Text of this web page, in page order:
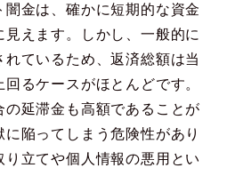
闇金は、確かに短期的な資金
えます。しかし、一般的に
ているため、返済総額は当
るケースがほとんどです。
の延滞金も高額であることが
陥ってしまう危険性があり
り立てや個人情報の悪用とい